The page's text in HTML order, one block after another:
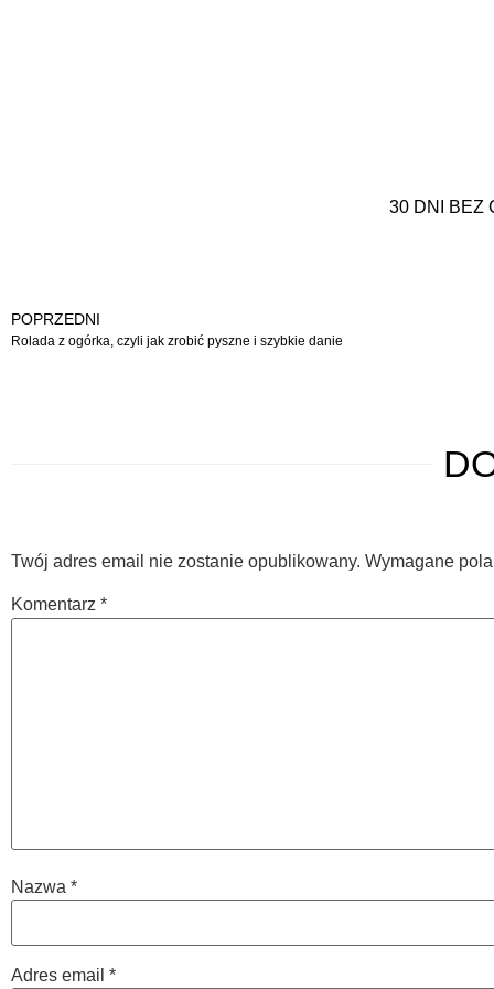
30 DNI BEZ
POPRZEDNI
Rolada z ogórka, czyli jak zrobić pyszne i szybkie danie
Twój adres email nie zostanie opublikowany. Wymagane
Komentarz *
Nazwa *
Adres email *